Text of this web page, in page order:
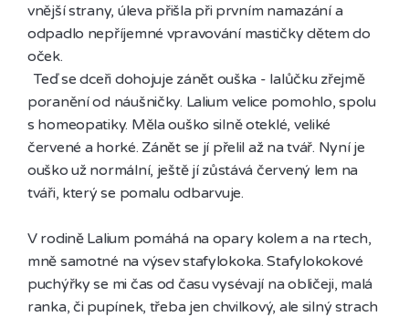
vnější strany, úleva přišla při prvním namazání a
odpadlo nepříjemné vpravování mastičky dětem do
oček.
  Teď se dceři dohojuje zánět ouška - lalůčku zřejmě
poranění od náušničky. Lalium velice pomohlo, spolu
s homeopatiky. Měla ouško silně oteklé, veliké
červené a horké. Zánět se jí přelil až na tvář. Nyní je
ouško už normální, ještě jí zůstává červený lem na
tváři, který se pomalu odbarvuje.
V rodině Lalium pomáhá na opary kolem a na rtech,
mně samotné na výsev stafylokoka. Stafylokokové
puchýřky se mi čas od času vysévají na obličeji, malá
ranka, či pupínek, třeba jen chvilkový, ale silný strach